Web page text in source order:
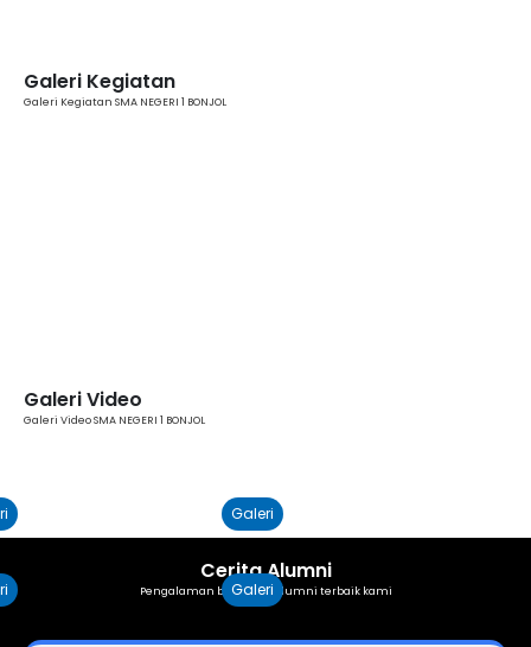
Galeri Kegiatan
Galeri Kegiatan SMA NEGERI 1 BONJOL
Galeri
Galeri
Galeri Video
Galeri Video SMA NEGERI 1 BONJOL
Cerita Alumni
Pengalaman beberapa alumni terbaik kami